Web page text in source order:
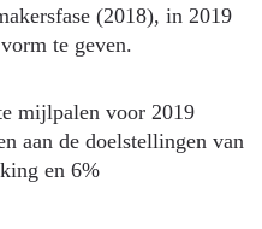
(2018), in 2019
te geven.
mijlpalen voor 2019
aan de doelstellingen van
en 6%